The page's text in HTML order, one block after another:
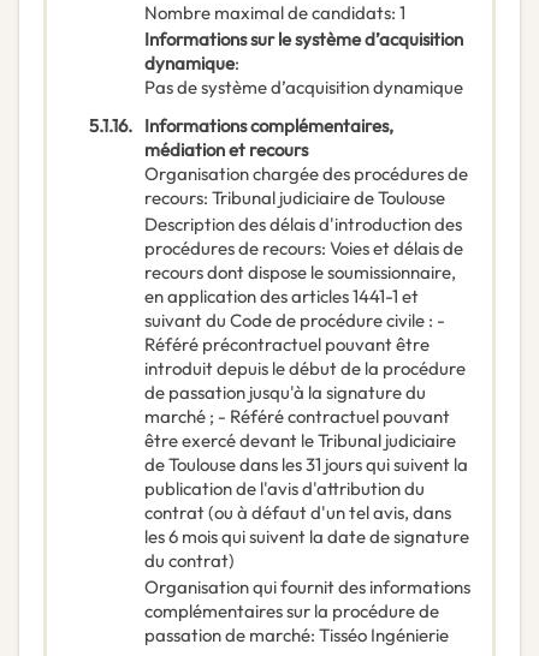
Nombre maximal de candidats: 1
Informations sur le système d’acquisition
dynamique:
Pas de système d’acquisition dynamique
5.1.16. Informations complémentaires,
médiation et recours
Organisation chargée des procédures de
recours: Tribunal judiciaire de Toulouse
Description des délais d'introduction des
procédures de recours: Voies et délais de
recours dont dispose le soumissionnaire,
en application des articles 1441-1 et
suivant du Code de procédure civile : -
Référé précontractuel pouvant être
introduit depuis le début de la procédure
de passation jusqu'à la signature du
marché ; - Référé contractuel pouvant
être exercé devant le Tribunal judiciaire
de Toulouse dans les 31 jours qui suivent la
publication de l'avis d'attribution du
contrat (ou à défaut d'un tel avis, dans
les 6 mois qui suivent la date de signature
du contrat)
Organisation qui fournit des informations
complémentaires sur la procédure de
passation de marché: Tisséo Ingénierie